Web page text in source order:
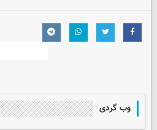
وب گردی